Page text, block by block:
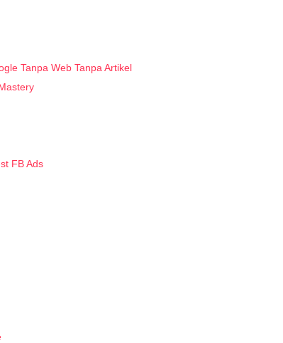
Tanpa Web Tanpa Artikel
FB Ads